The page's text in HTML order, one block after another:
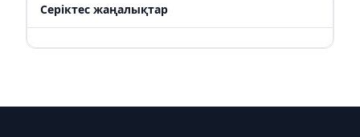
Серіктес жаңалықтар